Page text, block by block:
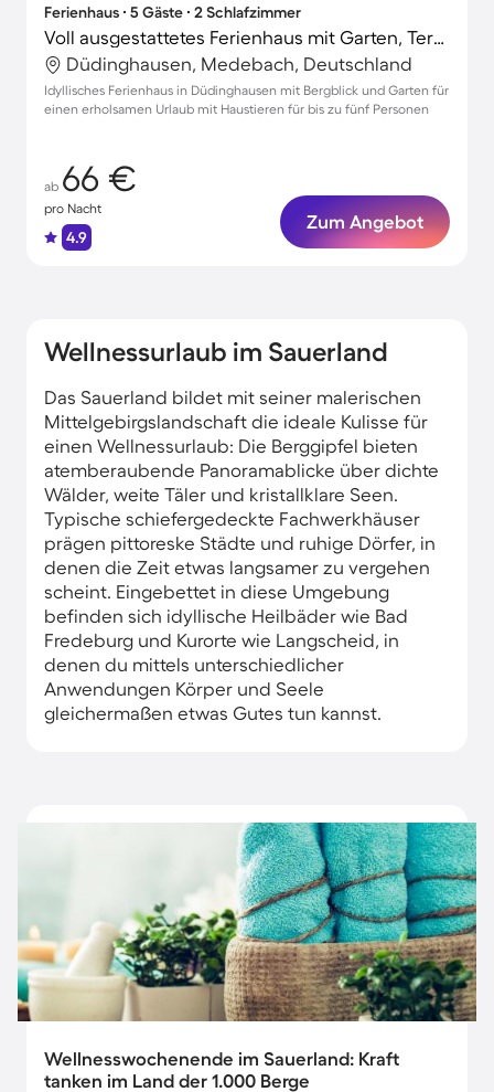
Ferienhaus ∙ 5 Gäste ∙ 2 Schlafzimmer
Voll ausgestattetes Ferienhaus mit Garten, Terrasse und Grill | Bergblick | Hunde erlaubt
Düdinghausen, Medebach, Deutschland
Idyllisches Ferienhaus in Düdinghausen mit Bergblick und Garten für
einen erholsamen Urlaub mit Haustieren für bis zu fünf Personen
ab 66 €
pro Nacht
4.9
Zum Angebot
Wellnessurlaub im Sauerland
Das Sauerland bildet mit seiner malerischen
Mittelgebirgslandschaft die ideale Kulisse für
einen Wellnessurlaub: Die Berggipfel bieten
atemberaubende Panoramablicke über dichte
Wälder, weite Täler und kristallklare Seen.
Typische schiefergedeckte Fachwerkhäuser
prägen pittoreske Städte und ruhige Dörfer, in
denen die Zeit etwas langsamer zu vergehen
scheint. Eingebettet in diese Umgebung
befinden sich idyllische Heilbäder wie Bad
Fredeburg und Kurorte wie Langscheid, in
denen du mittels unterschiedlicher
Anwendungen Körper und Seele
gleichermaßen etwas Gutes tun kannst.
Wellnesswochenende im Sauerland: Kraft
tanken im Land der 1.000 Berge